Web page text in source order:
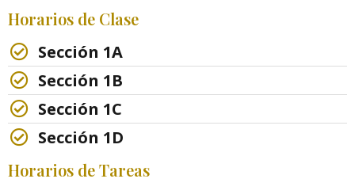
Horarios de Clase
Sección 1A
Sección 1B
Sección 1C
Sección 1D
Horarios de Tareas